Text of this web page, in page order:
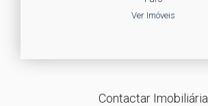
Ver Imóveis
Contactar Imobiliária